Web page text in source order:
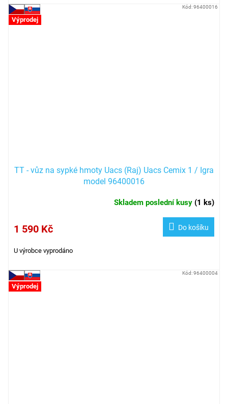
Výprodej
TT - vůz na sypké hmoty Uacs (Raj) Uacs Cemix 1 / Igra
model 96400016
Skladem poslední kusy (1 ks)
1 590 Kč Do košíku
U výrobce vyprodáno
Kód:96400016
Výprodej
Kód:96400004